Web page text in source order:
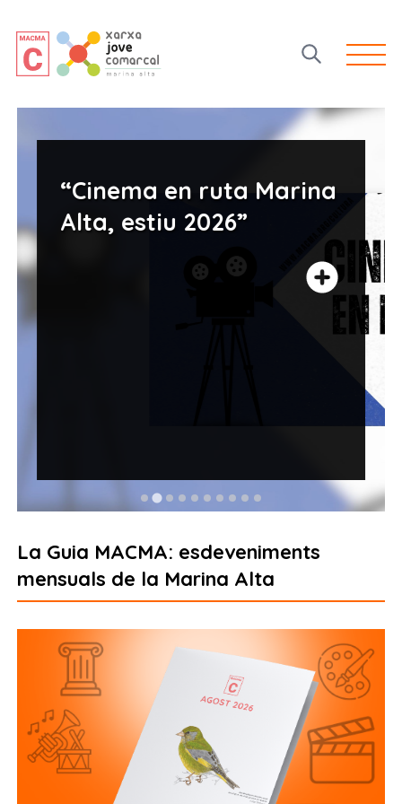
Open
“Cinema en ruta Marina
Alta, estiu 2026”
La Guia MACMA: esdeveniments
mensuals de la Marina Alta